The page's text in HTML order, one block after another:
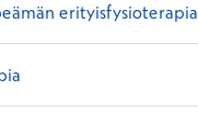
erityisfysioterapia